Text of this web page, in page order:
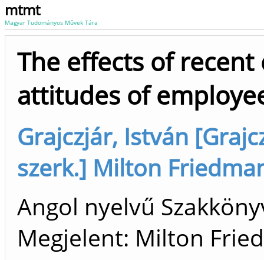
mtmt
Magyar Tudományos Művek Tára
The effects of
attitudes of
Grajczjár, István
szerk.] Milton
Angol nyelvű
Megjelent: Milton